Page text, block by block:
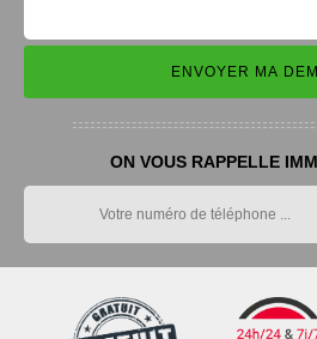
ON VOUS RAPPELLE